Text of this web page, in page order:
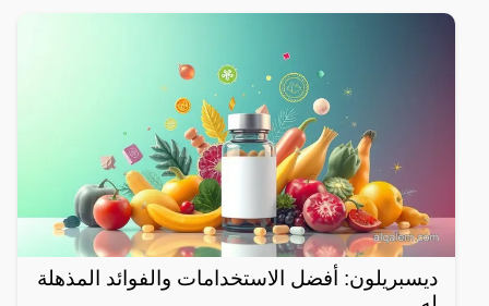
ديسبريلون: أفضل الاستخدامات والفوائد المذهلة